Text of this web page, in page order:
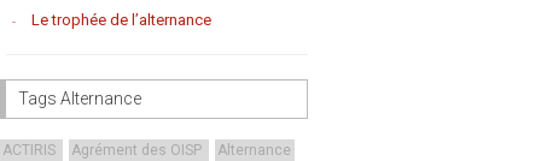
Le trophée de l’alternance
Tags Alternance
ACTIRIS Agrément des OISP
Alternance